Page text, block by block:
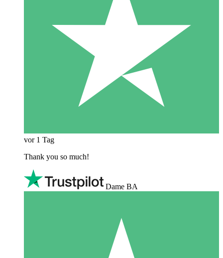
vor 1 Tag
Thank you so much!
Dame BA